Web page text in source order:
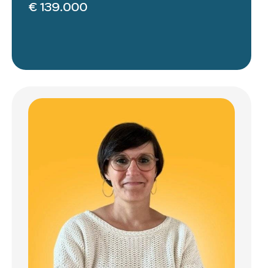
€ 139.000